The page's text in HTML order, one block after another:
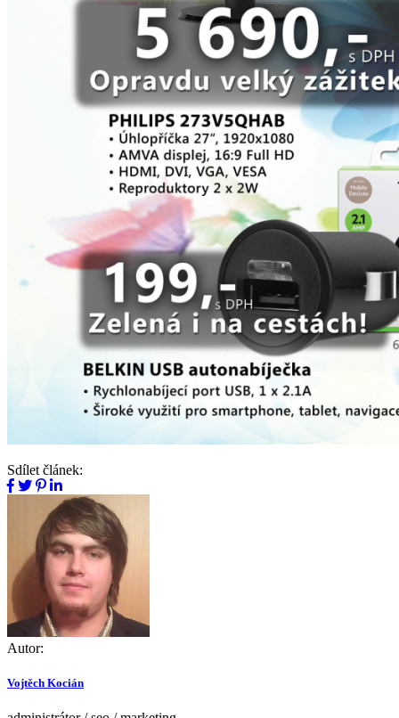
Sdílet článek:
Autor:
Vojtěch Kocián